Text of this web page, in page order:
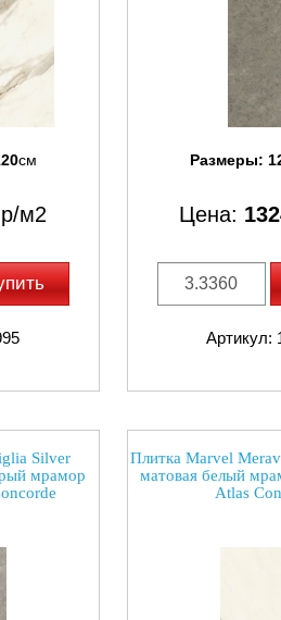
см
р/м2
Размеры:
Цена:
Артикул:
Silver
мрамор
Плитка Marvel
матовая белый
Atlas